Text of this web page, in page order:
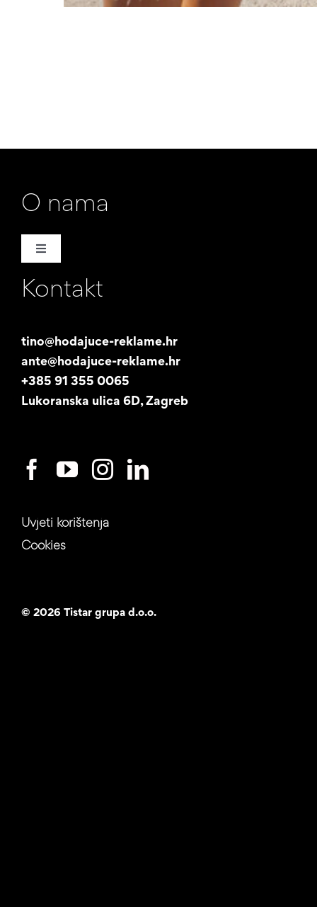
O nama
Toggle
Naša priča
Studentski posao
Kontakt
tino@hodajuce-reklame.hr
ante@hodajuce-reklame.hr
+385 91 355 0065
Lukoranska ulica 6D, Zagreb
Uvjeti korištenja
Cookies
© 2026 Tistar grupa d.o.o.